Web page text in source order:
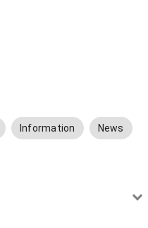
Information News